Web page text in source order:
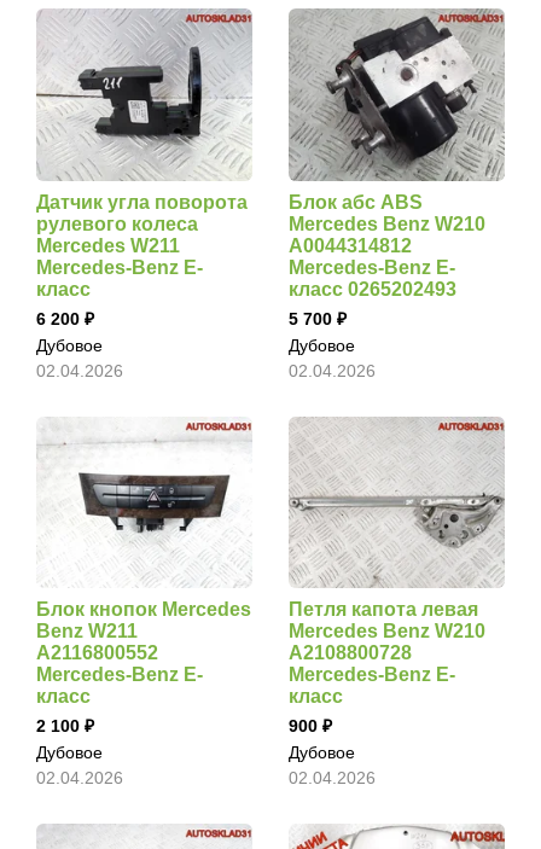
Датчик угла поворота
рулевого колеса
Mercedes W211
Mercedes-Benz E-
класс
6 200
Дубовое
02.04.2026
Блок абс ABS
Mercedes Benz W210
A0044314812
Mercedes-Benz E-
класс 0265202493
5 700
Дубовое
02.04.2026
Блок кнопок Mercedes
Benz W211
A2116800552
Mercedes-Benz E-
класс
2 100
Дубовое
02.04.2026
Петля капота левая
Mercedes Benz W210
A2108800728
Mercedes-Benz E-
класс
900
Дубовое
02.04.2026